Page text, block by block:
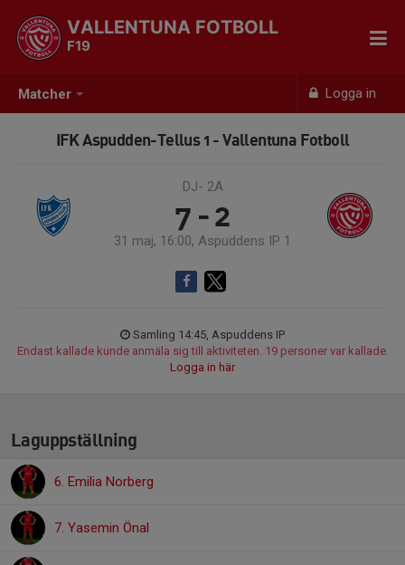
Matcher Logga in
VALLENTUNA FOTBOLL
F19
IFK Aspudden-Tellus 1 - Vallentuna Fotboll
DJ- 2A
7 - 2
31 maj, 16:00, Aspuddens IP 1
Samling 14:45, Aspuddens IP
Endast kallade kunde anmäla sig till aktiviteten. 19 personer var kallade.
Logga in här
Laguppställning
6. Emilia Norberg
7. Yasemin Önal